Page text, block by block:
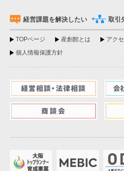
経営課題を解決したい 取引
TOPページ 産創館とは アク
個人情報保護方針